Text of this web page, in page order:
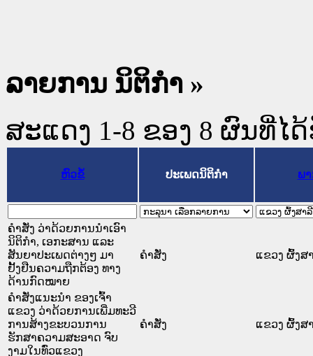
ລາຍການ ນິຕິກໍາ »
ສະແດງ 1-8 ຂອງ 8 ຜົນທີ່ໄ
ຫົວຂໍ້ ປະເພດນິຕິກຳ ພ
ຄຳສັ່ງ ວ່າດ້ວຍການນຳເອົາ
ນິຕິກຳ, ເອກະສານ ແລະ
ສັນຍາປະເພດຕ່າງໆ ມາ
ຢັ້ງຢືນຄວາມຖືກຕ້ອງ ທາງ
ດ້ານກົດໝາຍ
ຄໍາສັ່ງ ແຂວງ ຜົ້ງສ
ຄຳສັ່ງແນະນຳ ຂອງເຈົ້າ
ແຂວງ ວ່າດ້ວຍການເພີ່ມທະວີ
ການສ້າງຂະບວນການ
ຮັກສາຄວາມສະອາດ ຈົບ
ງາມໃນທົ່ວແຂວງ
ຄໍາສັ່ງ ແຂວງ ຜົ້ງສ